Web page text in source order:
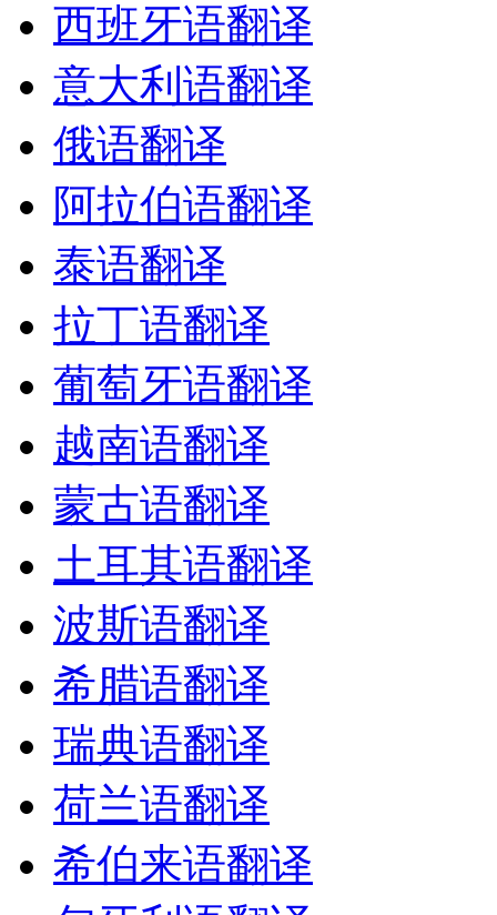
西班牙语翻译
意大利语翻译
俄语翻译
阿拉伯语翻译
泰语翻译
拉丁语翻译
葡萄牙语翻译
越南语翻译
蒙古语翻译
土耳其语翻译
波斯语翻译
希腊语翻译
瑞典语翻译
荷兰语翻译
希伯来语翻译